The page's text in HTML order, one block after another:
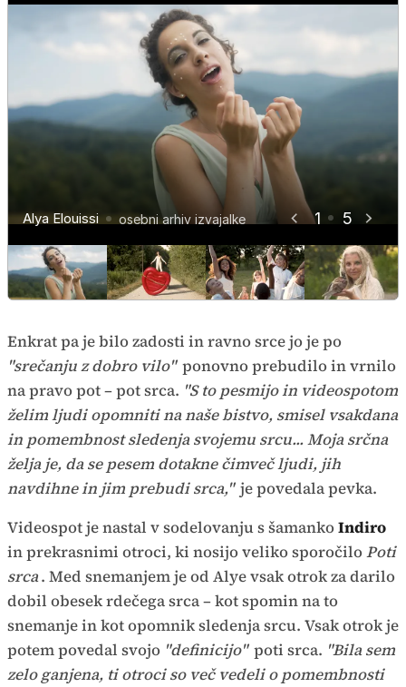
1 5
Alya Elouissi osebni arhiv izvajalke
Pesem govori o poti do osebne
osebni arhiv izvajalke
Otroci so s svojo igrivostjo in
srčnostjo dodali posebno noto
osebni arhiv izvajalke
Indira Lunalori je Alyi priskočila na
osebni arhiv izvajalke
Alya Elouissi je avtorica besedila in
glasbe, Neisha je avtorica
osebni arhiv izvajalke
Enkrat pa je bilo zadosti in ravno srce jo je po
"srečanju z dobro vilo" ponovno prebudilo in vrnilo
na pravo pot – pot srca. "S to pesmijo in videospotom
želim ljudi opomniti na naše bistvo, smisel vsakdana
in pomembnost sledenja svojemu srcu... Moja srčna
želja je, da se pesem dotakne čimveč ljudi, jih
navdihne in jim prebudi srca," je povedala pevka.
Videospot je nastal v sodelovanju s šamankoIndiro
in prekrasnimi otroci, ki nosijo veliko sporočiloPoti
srca. Med snemanjem je od Alye vsak otrok za darilo
dobil obesek rdečega srca – kot spomin na to
snemanje in kot opomnik sledenja srcu. Vsak otrok je
potem povedal svojo "definicijo" poti srca. "Bila sem
zelo ganjena, ti otroci so več vedeli o pomembnosti